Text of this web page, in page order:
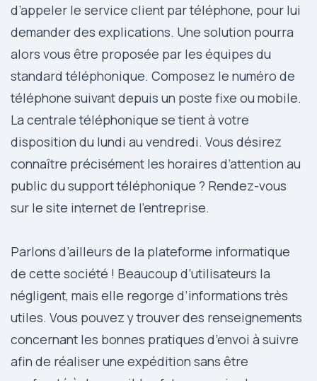
d’appeler le service client par téléphone, pour lui
demander des explications. Une solution pourra
alors vous être proposée par les équipes du
standard téléphonique. Composez le numéro de
téléphone suivant depuis un poste fixe ou mobile.
La centrale téléphonique se tient à votre
disposition du lundi au vendredi. Vous désirez
connaître précisément les horaires d’attention au
public du support téléphonique ? Rendez-vous
sur le site internet de l’entreprise.
Parlons d’ailleurs de la plateforme informatique
de cette société ! Beaucoup d’utilisateurs la
négligent, mais elle regorge d’informations très
utiles. Vous pouvez y trouver des renseignements
concernant les bonnes pratiques d’envoi à suivre
afin de réaliser une expédition sans être